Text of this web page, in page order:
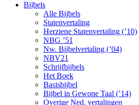
Bijbels
Alle Bijbels
Statenvertaling
Herziene Statenvertaling (’10)
NBG ’51
Nw. Bijbelvertaling (’04)
NBV21
Schrijfbijbels
Het Boek
Basisbijbel
Bijbel in Gewone Taal (’14)
Overige Ned. vertalingen